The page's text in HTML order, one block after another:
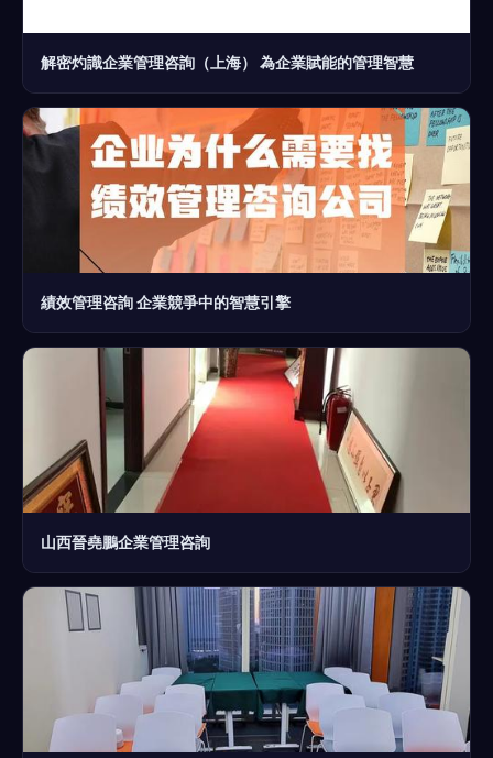
解密灼識企業管理咨詢（上海） 為企業賦能的管理智慧
績效管理咨詢 企業競爭中的智慧引擎
山西晉堯鵬企業管理咨詢